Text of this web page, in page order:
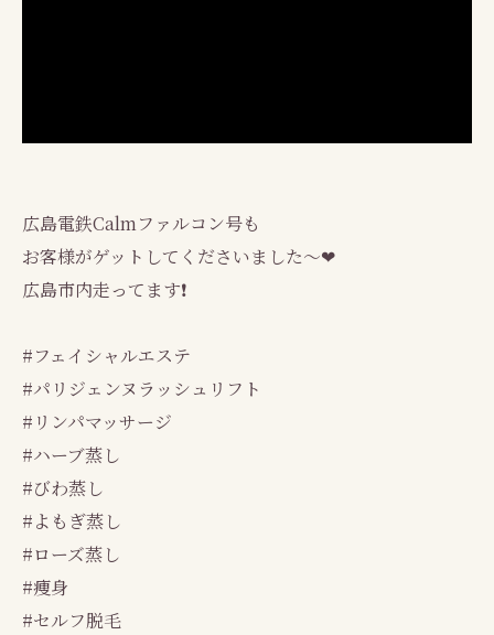
広島電鉄Calmファルコン号も
お客様がゲットしてくださいました～❤
広島市内走ってます❗
#フェイシャルエステ
#パリジェンヌラッシュリフト
#リンパマッサージ
#ハーブ蒸し
#びわ蒸し
#よもぎ蒸し
#ローズ蒸し
#痩身
#セルフ脱毛